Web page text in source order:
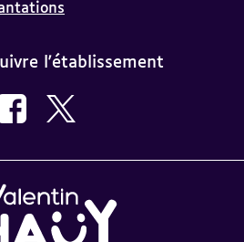
l'établissement
suivre sur Facebook AVH
Nous suivre sur Twitter